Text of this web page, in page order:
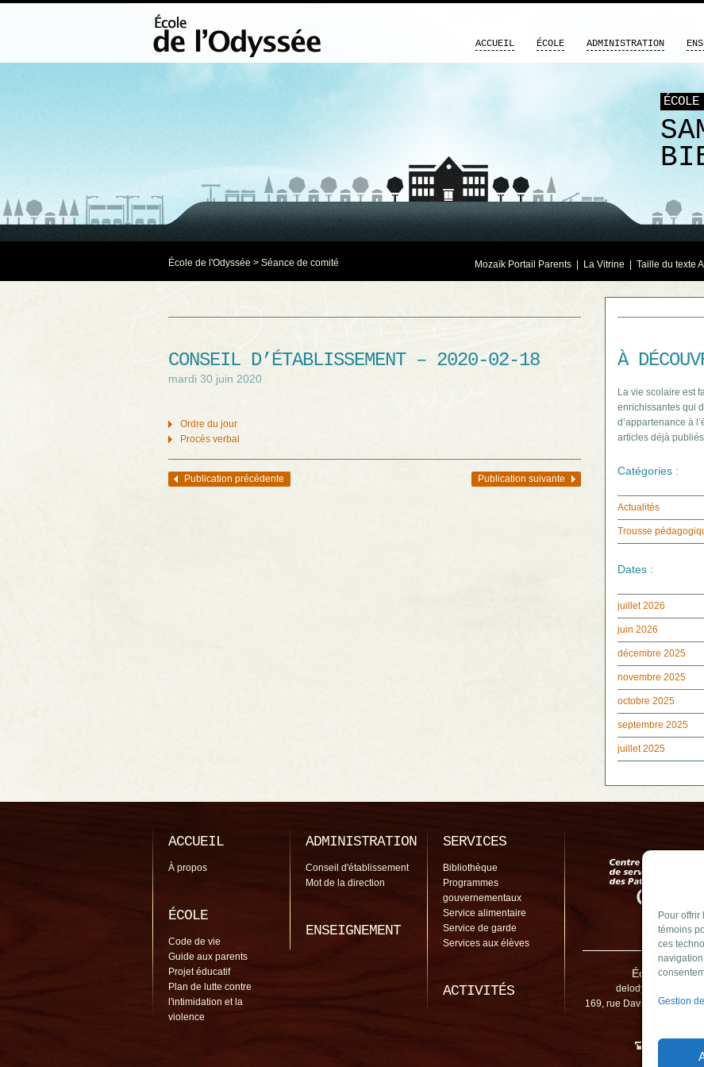
Pour
témoins
ces
Gestion
ACCUEIL ÉCOLE ADMINISTRATION
École de l'Odyssée > Séance de comité Mozaïk Portail Parents La Vitrine | Taille du texte A
CONSEIL D’ÉTABLISSEMENT – 2020-02-18
mardi 30 juin 2020
Ordre du jour
Procès verbal
Navigation des articles
Publication précédente Publication suivante
À
La vie scolaire est
enrichissantes qui
d’appartenance à
articles déjà
Catégories :
Actualités
Trousse
Dates :
juillet 2026
juin 2026
décembre 2025
novembre 2025
octobre 2025
septembre 2025
juillet 2025
ACCUEIL
À propos
ÉCOLE
Code de vie
Guide aux parents
Projet éducatif
Plan de lutte contre
l'intimidation et la
violence
ADMINISTRATION
Conseil d'établissement
Mot de la direction
ENSEIGNEMENT
SERVICES
Bibliothèque
Programmes
gouvernementaux
Service alimentaire
Service de garde
Services aux élèves
ACTIVITÉS
École de
169, rue David Sud, Saint-
450 645-